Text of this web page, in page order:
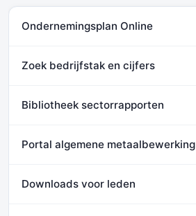
Ondernemingsplan Online
Zoek bedrijfstak en cijfers
Bibliotheek sectorrapporten
Portal algemene metaalbewerking
Downloads voor leden